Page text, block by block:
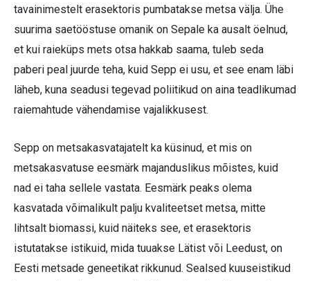
tavainimestelt erasektoris pumbatakse metsa välja. Ühe
suurima saetööstuse omanik on Sepale ka ausalt öelnud,
et kui raieküps mets otsa hakkab saama, tuleb seda
paberi peal juurde teha, kuid Sepp ei usu, et see enam läbi
läheb, kuna seadusi tegevad poliitikud on aina teadlikumad
raiemahtude vähendamise vajalikkusest.
Sepp on metsakasvatajatelt ka küsinud, et mis on
metsakasvatuse eesmärk majanduslikus mõistes, kuid
nad ei taha sellele vastata. Eesmärk peaks olema
kasvatada võimalikult palju kvaliteetset metsa, mitte
lihtsalt biomassi, kuid näiteks see, et erasektoris
istutatakse istikuid, mida tuuakse Lätist või Leedust, on
Eesti metsade geneetikat rikkunud. Sealsed kuuseistikud